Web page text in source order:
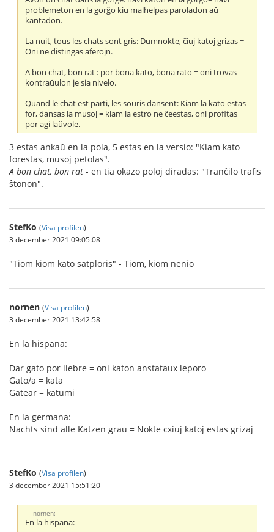
problemeton en la gorĝo kiu malhelpas paroladon aŭ
kantadon.
La nuit, tous les chats sont gris: Dumnokte, ĉiuj katoj grizas =
Oni ne distingas aferojn.
A bon chat, bon rat : por bona kato, bona rato = oni trovas
kontraŭulon je sia nivelo.
Quand le chat est parti, les souris dansent: Kiam la kato estas
for, dansas la musoj = kiam la estro ne ĉeestas, oni profitas
por agi laŭvole.
3 estas ankaŭ en la pola, 5 estas en la versio: "Kiam kato
forestas, musoj petolas".
A bon chat, bon rat - en tia okazo poloj diradas: "Tranĉilo trafis
ŝtonon".
StefKo (Visa profilen)
3 december 2021 09:05:08
"Tiom kiom kato satploris" - Tiom, kiom nenio
nornen (Visa profilen)
3 december 2021 13:42:58
En la hispana:
Dar gato por liebre = oni katon anstataux leporo
Gato/a = kata
Gatear = katumi
En la germana:
Nachts sind alle Katzen grau = Nokte cxiuj katoj estas grizaj
StefKo (Visa profilen)
3 december 2021 15:51:20
nornen:
En la hispana: